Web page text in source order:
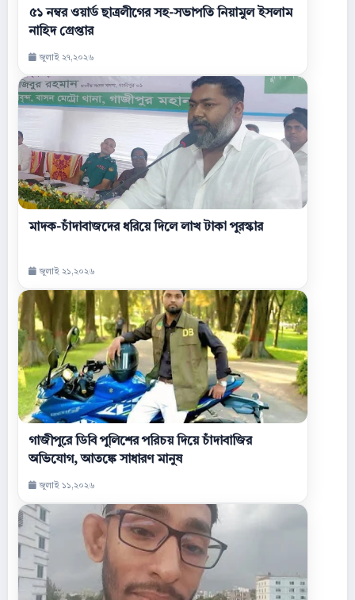
৫১ নম্বর ওয়ার্ড ছাত্রলীগের সহ-সভাপতি নিয়ামুল ইসলাম
নাহিদ গ্রেপ্তার
জুলাই ২৭,২০২৬
মাদক-চাঁদাবাজদের ধরিয়ে দিলে লাখ টাকা পুরস্কার
জুলাই ২১,২০২৬
গাজীপুরে ডিবি পুলিশের পরিচয় দিয়ে চাঁদাবাজির
অভিযোগ, আতঙ্কে সাধারণ মানুষ
জুলাই ১১,২০২৬